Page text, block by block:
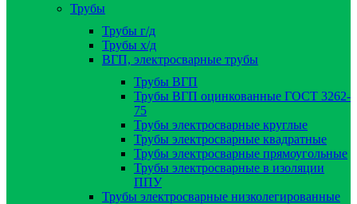
Трубы
Трубы г/д
Трубы х/д
ВГП, электросварные трубы
Трубы ВГП
Трубы ВГП оцинкованные ГОСТ 3262-
75
Трубы электросварные круглые
Трубы электросварные квадратные
Трубы электросварные прямоугольные
Трубы электросварные в изоляции
ППУ
Трубы электросварные низколегированные